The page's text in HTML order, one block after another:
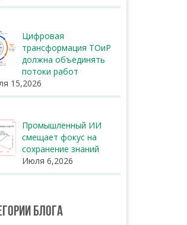
Цифровая
трансформация ТОиР
должна объединять
потоки работ
15,2026
Промышленный ИИ
смещает фокус на
сохранение знаний
Июля 6,2026
блога